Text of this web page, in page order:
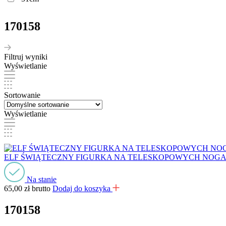
170158
Filtruj wyniki
Wyświetlanie
Sortowanie
Wyświetlanie
ELF ŚWIĄTECZNY FIGURKA NA TELESKOPOWYCH
Na stanie
65,00 zł brutto Dodaj do koszyka
170158